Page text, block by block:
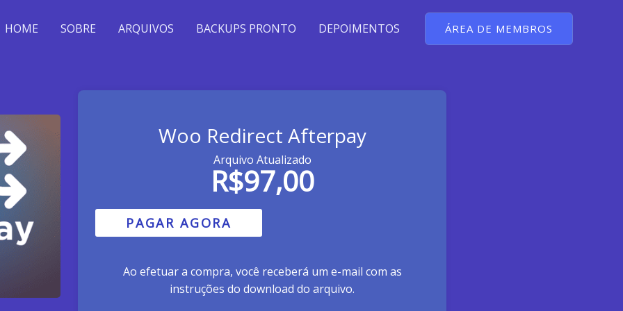
HOME SOBRE ARQUIVOS BACKUPS PRONTO DEPOIMENTOS ÁREA DE MEMBROS
Woo Redirect Afterpay
Arquivo Atualizado
R$97,00
PAGAR AGORA
Ao efetuar a compra, você receberá um e-mail com as
instruções do download do arquivo.